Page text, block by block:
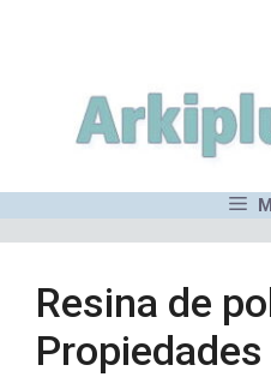
contenido
Resina de
Propiedades